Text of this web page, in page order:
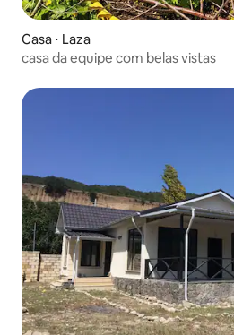
Casa ⋅ Laza
casa da equipe com belas vistas